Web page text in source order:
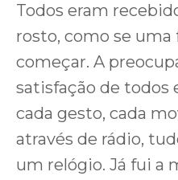
Todos eram
rosto, como se uma
começar. A
satisfação de todos
cada gesto, cada
através de rádio,
um relógio. Já fui a